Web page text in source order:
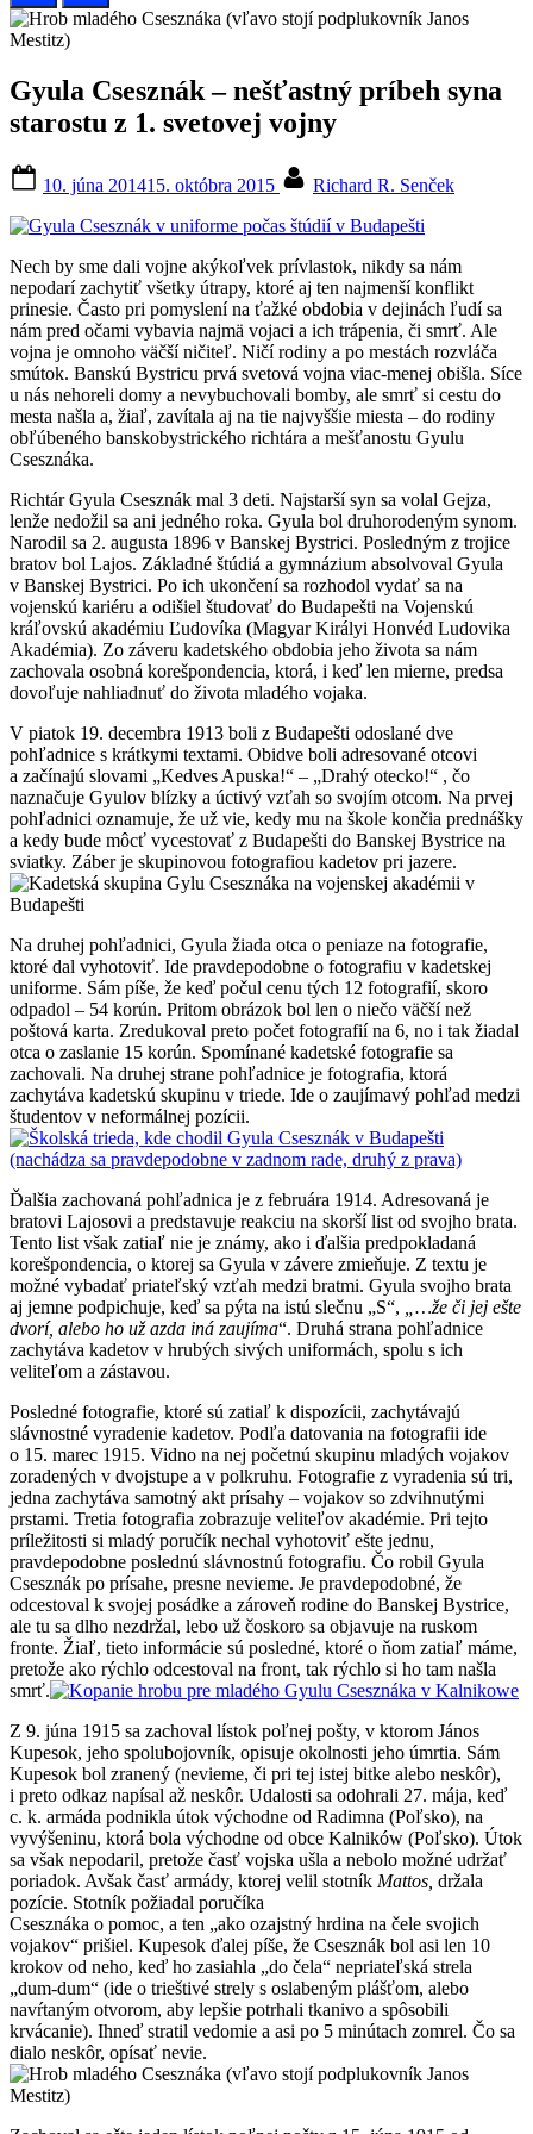
Gyula Csesznák – nešťastný príbeh syna
starostu z 1. svetovej vojny
on
10. júna 201415. októbra 2015 Richard R. Senček
Nech by sme dali vojne akýkoľvek prívlastok, nikdy sa nám
nepodarí zachytiť všetky útrapy, ktoré aj ten najmenší konflikt
prinesie. Často pri pomyslení na ťažké obdobia v dejinách ľudí sa
nám pred očami vybavia najmä vojaci a ich trápenia, či smrť. Ale
vojna je omnoho väčší ničiteľ. Ničí rodiny a po mestách rozvláča
smútok. Banskú Bystricu prvá svetová vojna viac-menej obišla. Síce
u nás nehoreli domy a nevybuchovali bomby, ale smrť si cestu do
mesta našla a, žiaľ, zavítala aj na tie najvyššie miesta – do rodiny
obľúbeného banskobystrického richtára a mešťanostu Gyulu
Csesznáka.
Richtár Gyula Csesznák mal 3 deti. Najstarší syn sa volal Gejza,
lenže nedožil sa ani jedného roka. Gyula bol druhorodeným synom.
Narodil sa 2. augusta 1896 v Banskej Bystrici. Posledným z trojice
bratov bol Lajos. Základné štúdiá a gymnázium absolvoval Gyula
v Banskej Bystrici. Po ich ukončení sa rozhodol vydať sa na
vojenskú kariéru a odišiel študovať do Budapešti na Vojenskú
kráľovskú akadémiu Ľudovíka (Magyar Királyi Honvéd Ludovika
Akadémia). Zo záveru kadetského obdobia jeho života sa nám
zachovala osobná korešpondencia, ktorá, i keď len mierne, predsa
dovoľuje nahliadnuť do života mladého vojaka.
V piatok 19. decembra 1913 boli z Budapešti odoslané dve
pohľadnice s krátkymi textami. Obidve boli adresované otcovi
a začínajú slovami „Kedves Apuska!“ – „Drahý otecko!“ , čo
naznačuje Gyulov blízky a úctivý vzťah so svojím otcom. Na prvej
pohľadnici oznamuje, že už vie, kedy mu na škole končia prednášky
a kedy bude môcť vycestovať z Budapešti do Banskej Bystrice na
sviatky. Záber je skupinovou fotografiou kadetov pri jazere.
Na druhej pohľadnici, Gyula žiada otca o peniaze na fotografie,
ktoré dal vyhotoviť. Ide pravdepodobne o fotografiu v kadetskej
uniforme. Sám píše, že keď počul cenu tých 12 fotografií, skoro
odpadol – 54 korún. Pritom obrázok bol len o niečo väčší než
poštová karta. Zredukoval preto počet fotografií na 6, no i tak žiadal
otca o zaslanie 15 korún. Spomínané kadetské fotografie sa
zachovali. Na druhej strane pohľadnice je fotografia, ktorá
zachytáva kadetskú skupinu v triede. Ide o zaujímavý pohľad medzi
študentov v neformálnej pozícii.
Ďalšia zachovaná pohľadnica je z februára 1914. Adresovaná je
bratovi Lajosovi a predstavuje reakciu na skorší list od svojho brata.
Tento list však zatiaľ nie je známy, ako i ďalšia predpokladaná
korešpondencia, o ktorej sa Gyula v závere zmieňuje. Z textu je
možné vybadať priateľský vzťah medzi bratmi. Gyula svojho brata
aj jemne podpichuje, keď sa pýta na istú slečnu „S“,
„…že či jej ešte
dvorí, alebo ho už azda iná zaujíma“. Druhá strana pohľadnice
zachytáva kadetov v hrubých sivých uniformách, spolu s ich
veliteľom a zástavou.
Posledné fotografie, ktoré sú zatiaľ k dispozícii, zachytávajú
slávnostné vyradenie kadetov. Podľa datovania na fotografii ide
o 15. marec 1915. Vidno na nej početnú skupinu mladých vojakov
zoradených v dvojstupe a v polkruhu. Fotografie z vyradenia sú tri,
jedna zachytáva samotný akt prísahy – vojakov so zdvihnutými
prstami. Tretia fotografia zobrazuje veliteľov akadémie. Pri tejto
príležitosti si mladý poručík nechal vyhotoviť ešte jednu,
pravdepodobne poslednú slávnostnú fotografiu. Čo robil Gyula
Csesznák po prísahe, presne nevieme. Je pravdepodobné, že
odcestoval k svojej posádke a zároveň rodine do Banskej Bystrice,
ale tu sa dlho nezdržal, lebo už čoskoro sa objavuje na ruskom
fronte. Žiaľ, tieto informácie sú posledné, ktoré o ňom zatiaľ máme,
pretože ako rýchlo odcestoval na front, tak rýchlo si ho tam našla
smrť.
Z 9. júna 1915 sa zachoval lístok poľnej pošty, v ktorom János
Kupesok, jeho spolubojovník, opisuje okolnosti jeho úmrtia. Sám
Kupesok bol zranený (nevieme, či pri tej istej bitke alebo neskôr),
i preto odkaz napísal až neskôr. Udalosti sa odohrali 27. mája, keď
c. k. armáda podnikla útok východne od Radimna (Poľsko), na
vyvýšeninu, ktorá bola východne od obce Kalników (Poľsko). Útok
sa však nepodaril, pretože časť vojska ušla a nebolo možné udržať
poriadok. Avšak časť armády, ktorej velil stotník Mattos, držala
pozície. Stotník požiadal poručíka
Csesznáka o pomoc, a ten „ako ozajstný hrdina na čele svojich
vojakov“ prišiel. Kupesok ďalej píše, že Csesznák bol asi len 10
krokov od neho, keď ho zasiahla „do čela“ nepriateľská strela
„dum-dum“ (ide o trieštivé strely s oslabeným plášťom, alebo
navŕtaným otvorom, aby lepšie potrhali tkanivo a spôsobili
krvácanie). Ihneď stratil vedomie a asi po 5 minútach zomrel. Čo sa
dialo neskôr, opísať nevie.